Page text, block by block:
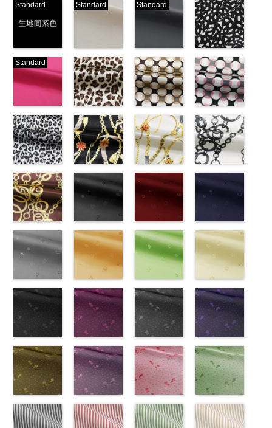
(-/TK)
http://www.anys.co.jp/wp-
content/uploads/2013/04/jpg
ステル100％
CHARALIST、
d.、
DOLCELABY、
JEANNE、
LUNAMARY、
LUNAMARY
ラージサイ
Macolina、
NUDE、
pinkywolman
Standard
(221/OT)
http://www.anys.co.jp/wp-
content/uploads/2013/04/221.jpg
221 ベージュ
ステル100％
CHARALIST、
d.、
DOLCELABY、
JEANNE、
LUNAMARY、
LUNAMARY
ラージサイ
Macolina、
NUDE、
pinkywolman
Standard
(19/OT)
http://www.anys.co.jp/wp-
content/uploads/2013/02/19.jpg
19 ブラック
ステル100％
CHARALIST、
d.、
DOLCELABY、
JEANNE、
LUNAMARY、
LUNAMARY
ラージサイ
Macolina、
NUDE、
pinkywolman
Standard
ワイト模様
(KKP3601-
24-C)
http://
24-c.jpg
KKP3601-24-
C ブラック×
ホワイト
テル100％
DOLCELABY、
FairyRose
(777/OT)
http://www.anys.co.jp/wp-
content/uploads/2013/08/777.jpg
777 ピンク
ステル100％
CHARALIST、
d.、
DOLCELABY、
JEANNE、
LUNAMARY、
LUNAMARY
ラージサイ
Macolina、
NUDE、
pinkywolman
Standard
ブラウン
(KKP1092-
55-B/UN)
http://www.anys.co.jp/wp-
55-b.jpg
KKP1092-55-
ブラウン
レオパード柄
100％
DOLCELABY
6000
柄ベージュ
(KKP1092-
93-C/UN)
http://www.anys.co.jp/wp-
93-c.jpg
KKP1092-93-
ベージュ
幾何学ドット
テル100％
DOLCELABY
柄ピンク
(KKP1092-
93-D/UN)
http://
93-d.jpg
KKP1092-93-
ピンク
100％
DOLCELABY
グレー
(KKP1092-
55-C/UN)
http://www.anys.co.jp/wp-
55-c.jpg
KKP1092-55-
グレー
オパード柄
100％
DOLCELABY
6000
ト柄ブラック
(KKP1092-
137-D/UN)
http://www.anys.co.jp/wp-
137-d.jpg
KKP1092-
137-D ブラッ
チェーン
リエステル
100％
DOLCELABY
6000
ト柄ホワイト
(KKP1092-
137-A/UN)
http://www.anys.co.jp/wp-
137-a.jpg
KKP1092-
ホワイ
チェーン
リエステル
100％
DOLCELABY
6000
ワイト
(KKP2090-
145-A/UN)
145-a.jpg
KKP2090-
ホワイ
チェーン
テル100％
DOLCELABY
6000
ラウン
(KKP21090-
145-B/UN)
http://www.anys.co.jp/wp-
145-b.jpg
KKP2090-
145-B
ブラウ
チェーン
テル100％
DOLCELABY
6000
(AK203-
55/LT)
http://www.anys.co.jp/wp-
content/uploads/2013/05/ak203-
AK203-55 ブ
ラック
花柄
キュプラ
100％
FairyRose
6000
(AK203-
51/LT)
http://www.anys.co.jp/wp-
content/uploads/2013/05/ak203-
AK203-51 レ
ッド
花柄
キ
ュプラ100％
DOLCELABY、
6000
(AK203-
50/LT)
http://
content/uploads/
AK203-50 ネ
イビー
キュプラ
100％
FairyRose
6000
(AK203-
31/LT)
http://www.anys.co.jp/wp-
content/uploads/2013/05/ak203-
AK203-31 グ
レー 花柄 キ
ュプラ100％
DOLCELABY、
6000
(AK203-
29/LT)
http://www.anys.co.jp/wp-
content/uploads/2013/05/ak203-
AK203-29 オ
レンジ
花柄
キュプラ
100％
FairyRose
6000
(AK203-
27/LT)
http://www.anys.co.jp/wp-
content/uploads/2013/05/ak203-
AK203-27 グ
リーン 花柄
キュプラ
100％
FairyRose
6000
(AK203-
11/LT)
http://
content/uploads/
11 ベージュ
花柄 キュプ
ラ100％
DOLCELABY、
6000
ラック
(AK201-
55/LT)
http://www.anys.co.jp/wp-
55.jpg
AK201-55 ブ
ンク(AK201-
53/LT)
http://www.anys.co.jp/wp-
content/uploads/2013/05/ak201-
AK201-53 ピ
ンク 花柄ド
レー(AK201-
52/LT)
http://www.anys.co.jp/wp-
content/uploads/2013/04/ak201-
AK201-52 グ
レー 花柄ド
イビー
(AK201-
50/LT)
http://
50.jpg
AK201-50 ネ
エロー
(AK201-
ープル
(AK201-
ッド(AK201-
29/LT)
リーン
(AK201-